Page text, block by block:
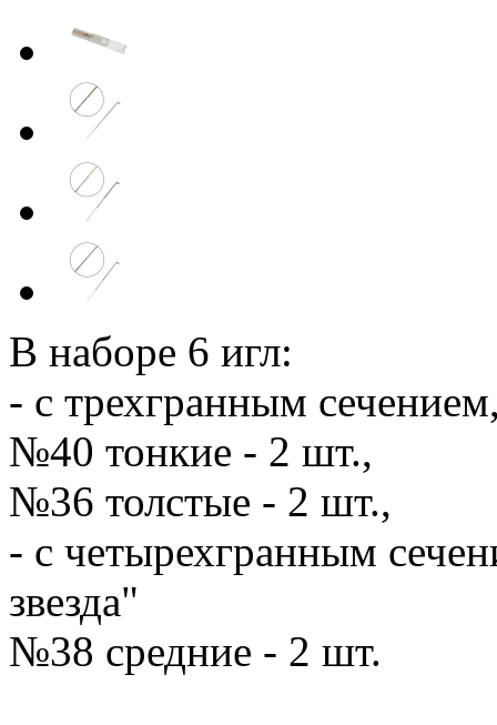
В наборе 6 игл:
- с трехгранным
№40 тонкие - 2 шт.,
№36 толстые - 2 шт.,
- с четырехгранным
звезда"
№38 средние - 2 шт.